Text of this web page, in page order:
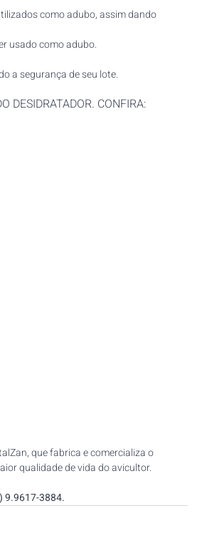
como adubo, assim dando
usado como adubo.
a segurança de seu lote.
DESIDRATADOR. CONFIRA:
que fabrica e comercializa o
qualidade de vida do avicultor.
9.9617-3884.